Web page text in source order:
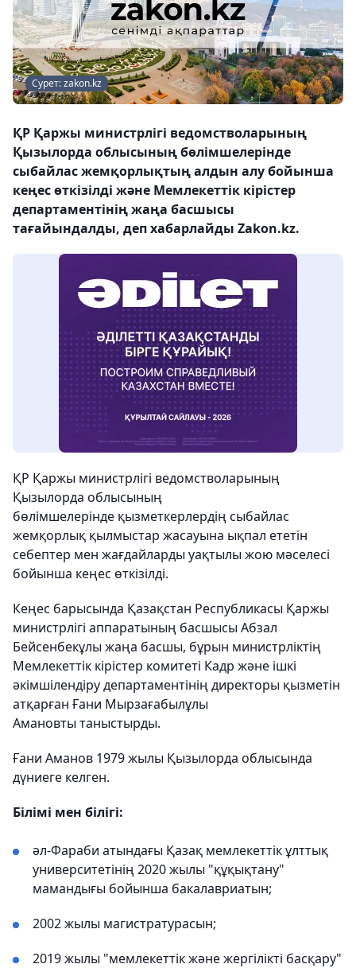
Сурет: zakon.kz
ҚР Қаржы министрлігі ведомстволарының
Қызылорда облысының бөлімшелерінде
сыбайлас жемқорлықтың алдын алу бойынша
кеңес өткізілді және Мемлекеттік кірістер
департаментінің жаңа басшысы
тағайындалды, деп хабарлайды Zakon.kz.
ҚР Қаржы министрлігі ведомстволарының
Қызылорда облысының
бөлімшелерінде қызметкерлердің сыбайлас
жемқорлық қылмыстар жасауына ықпал ететін
себептер мен жағдайларды уақтылы жою мәселесі
бойынша кеңес өткізілді.
Кеңес барысында Қазақстан Республикасы Қаржы
министрлігі аппаратының басшысы Абзал
Бейсенбекұлы жаңа басшы, бұрын министрліктің
Мемлекеттік кірістер комитеті Кадр және ішкі
әкімшілендіру департаментінің директоры қызметін
атқарған Ғани Мырзағабылұлы
Амановты таныстырды.
Ғани Аманов 1979 жылы Қызылорда облысында
дүниеге келген.
Білімі мен білігі:
әл-Фараби атындағы Қазақ мемлекеттік ұлттық
университетінің 2020 жылы "құқықтану"
мамандығы бойынша бакалавриатын;
2002 жылы магистратурасын;
2019 жылы "мемлекеттік және жергілікті басқару"